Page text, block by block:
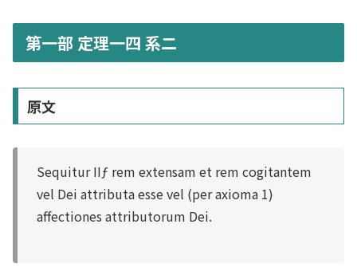
第一部 定理一四 系二
原文
Sequitur IIƒ rem extensam et rem cogitantem
vel Dei attributa esse vel (per axioma 1)
affectiones attributorum Dei.